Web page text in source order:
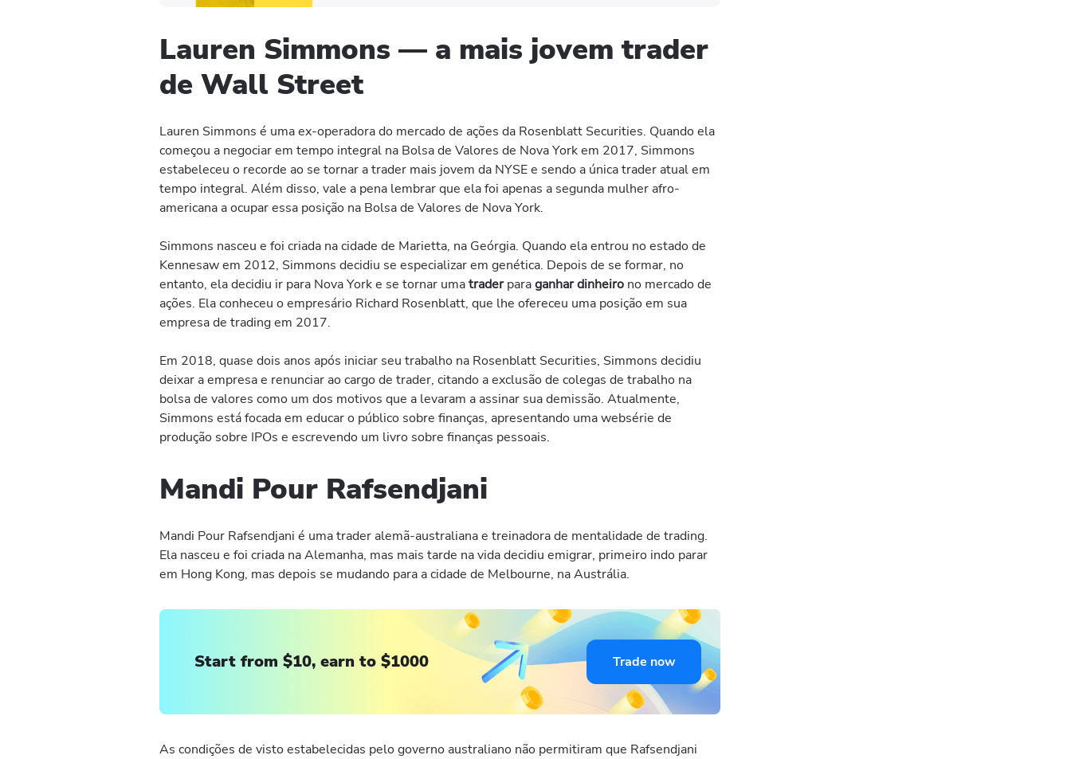
Lauren Simmons — a mais jovem trader
de Wall Street
Lauren Simmons é uma ex-operadora do mercado de ações da Rosenblatt Securities. Quando ela
começou a negociar em tempo integral na Bolsa de Valores de Nova York em 2017, Simmons
estabeleceu o recorde ao se tornar a trader mais jovem da NYSE e sendo a única trader atual em
tempo integral. Além disso, vale a pena lembrar que ela foi apenas a segunda mulher afro-
americana a ocupar essa posição na Bolsa de Valores de Nova York.
Simmons nasceu e foi criada na cidade de Marietta, na Geórgia. Quando ela entrou no estado de
Kennesaw em 2012, Simmons decidiu se especializar em genética. Depois de se formar, no
entanto, ela decidiu ir para Nova York e se tornar umatraderparaganhar dinheiro no mercado de
ações. Ela conheceu o empresário Richard Rosenblatt, que lhe ofereceu uma posição em sua
empresa de trading em 2017.
Em 2018, quase dois anos após iniciar seu trabalho na Rosenblatt Securities, Simmons decidiu
deixar a empresa e renunciar ao cargo de trader, citando a exclusão de colegas de trabalho na
bolsa de valores como um dos motivos que a levaram a assinar sua demissão. Atualmente,
Simmons está focada em educar o público sobre finanças, apresentando uma websérie de
produção sobre IPOs e escrevendo um livro sobre finanças pessoais.
Mandi Pour Rafsendjani
Mandi Pour Rafsendjani é uma trader alemã-australiana e treinadora de mentalidade de trading.
Ela nasceu e foi criada na Alemanha, mas mais tarde na vida decidiu emigrar, primeiro indo parar
em Hong Kong, mas depois se mudando para a cidade de Melbourne, na Austrália.
Start from $10, earn to $1000 Trade now
As condições de visto estabelecidas pelo governo australiano não permitiram que Rafsendjani